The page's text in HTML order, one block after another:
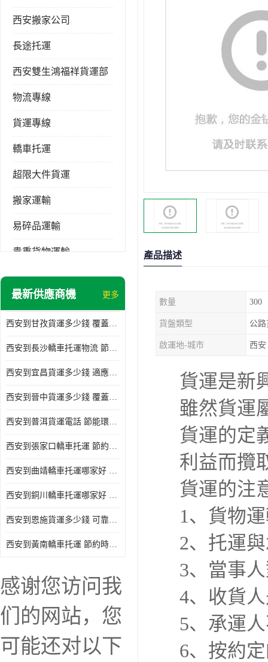
西安搬家公司
長途托運
西安雙生鴻福祥貨運部
物流專線
貨運專線
轎車托運
超限大件貨運
搬家運輸
易碎品運輸
貴重貨物運輸
普通貨物
危險品運輸
最新供應商機 更多
西安到甘孜貨運多少錢 覆蓋面廣 降低運輸成本
西安到長沙轎車托運物流 節約時間 為客戶節省大量時間和能源
西安到宜昌貨運多少錢 適應能力強 降低運輸成本
西安到晉中貨運多少錢 覆蓋面廣 一站式運輸
西安到普洱貨運電話 節能環保 靈活性高 持續性長
西安到張家口轎車托運 節約時間 隨時查詢車輛時實位置
西安到曲靖轎車托運哪家好 方便快捷 用戶享受上門提送車輛
西安到銅川轎車托運哪家好 節約時間精力 在途運輸一對一客服
西安到恩施貨運多少錢 可靠性高 靈活性高 持續性長
西安到黃南轎車托運 節約時間 隨時查詢車輛時實位置
產品描述
數量 300
貨盤類型 公
啟運地-城市 西安
貨運是新
雖然貨運
貨運的定
利益而攬
貨運的注
1、貨物
2、托運
3、當事
4、收貨
5、承運
6、按約
感谢您访问我
们的网站，您
可能还对以下